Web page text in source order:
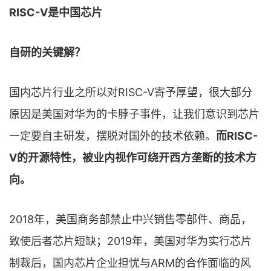
RISC-V是中国芯片
自研的关键解？
国内芯片行业之所以对RISC-V寄予厚望，很大部分
原因是美国对华为的卡脖子事件，让我们意识到芯片
一定要自主研发，摆脱对国外的技术依赖。 而RISC-
V的开源特性，被业内视作可绕开西方垄断的技术方
向。
2018年，美国商务部禁止中兴销售零部件、商品，
致使后者芯片短缺；2019年，美国对华为实行芯片
制裁后，国内芯片企业担忧与ARM的合作面临的风